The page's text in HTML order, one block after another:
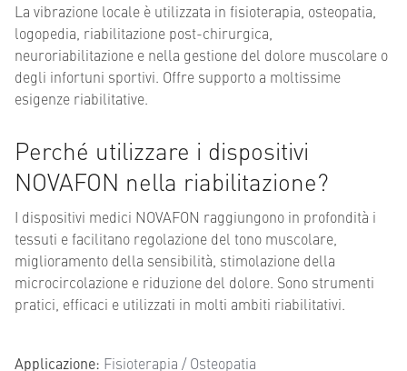
La vibrazione locale è utilizzata in fisioterapia, osteopatia,
logopedia, riabilitazione post-chirurgica,
neuroriabilitazione e nella gestione del dolore muscolare o
degli infortuni sportivi. Offre supporto a moltissime
esigenze riabilitative.
Perché utilizzare i dispositivi
NOVAFON nella riabilitazione?
I dispositivi medici NOVAFON raggiungono in profondità i
tessuti e facilitano regolazione del tono muscolare,
miglioramento della sensibilità, stimolazione della
microcircolazione e riduzione del dolore. Sono strumenti
pratici, efficaci e utilizzati in molti ambiti riabilitativi.
Applicazione: Fisioterapia / Osteopatia